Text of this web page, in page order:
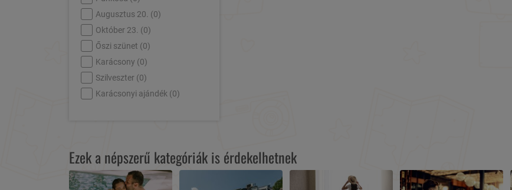
Augusztus 20. (0)
Október 23. (0)
Őszi szünet (0)
Karácsony (0)
Szilveszter (0)
Karácsonyi ajándék (0)
Ezek a népszerű kategóriák is érdekelhetnek